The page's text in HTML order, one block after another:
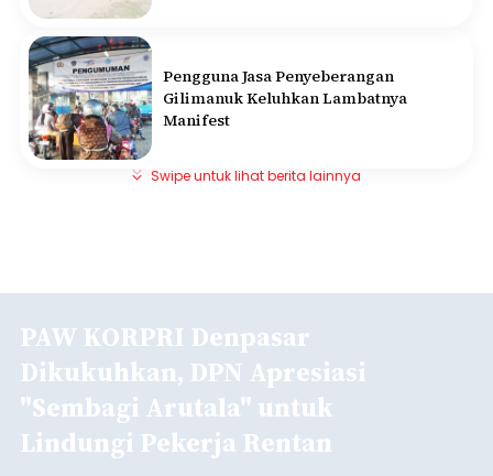
Pengguna Jasa Penyeberangan
Gilimanuk Keluhkan Lambatnya
Manifest
Swipe untuk lihat berita lainnya
PAW KORPRI Denpasar
Dikukuhkan, DPN Apresiasi
"Sembagi Arutala" untuk
Lindungi Pekerja Rentan